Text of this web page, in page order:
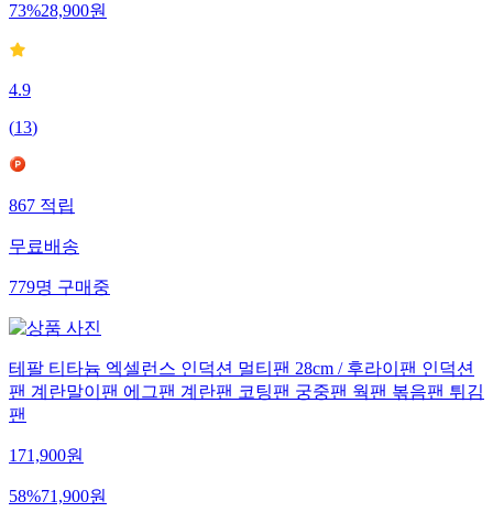
73%28,900원
4.9
(13)
867 적립
무료배송
779명 구매중
테팔 티타늄 엑셀런스 인덕션 멀티팬 28cm / 후라이팬 인덕션
팬 계란말이팬 에그팬 계란팬 코팅팬 궁중팬 웍팬 볶음팬 튀김
팬
171,900원
58%71,900원